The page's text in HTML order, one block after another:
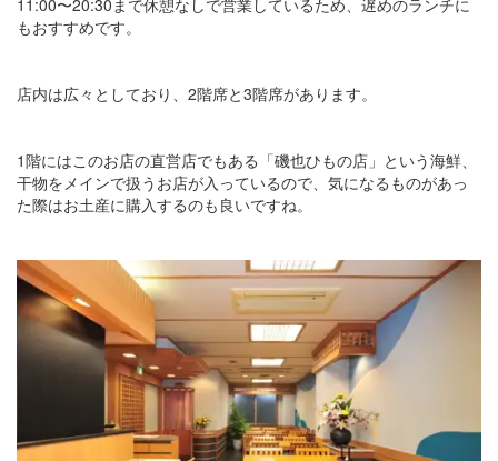
もおすすめです。
店内は広々としており、2階席と3階席があります。
1階にはこのお店の直営店でもある「磯也ひもの店」という海鮮、
干物をメインで扱うお店が入っているので、気になるものがあっ
た際はお土産に購入するのも良いですね。